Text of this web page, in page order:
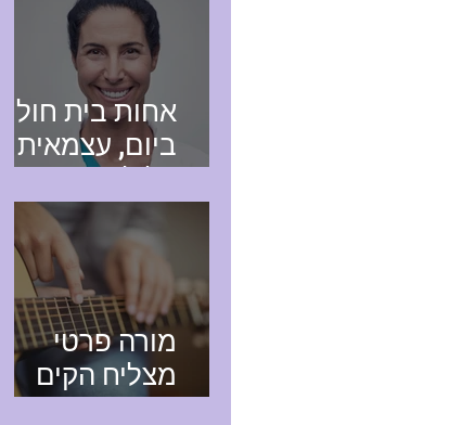
אחות בית חולים
ביום, עצמאית
מורה פרטי
מצליח הקים